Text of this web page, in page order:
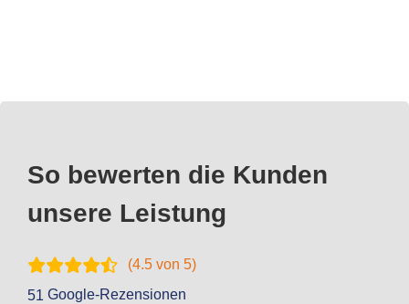
So bewerten die Kunden
unsere Leistung
(4.5 von 5)
51 Google-Rezensionen